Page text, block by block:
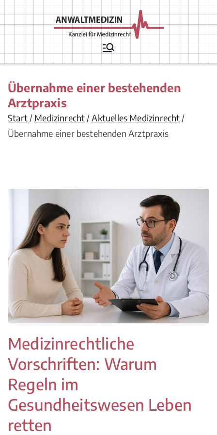
Zum
Inhalt
springen
Rechtsanwälte
für
Medizinrecht
Arztrecht, Arzthaftungsrecht,
Arztvertragsrecht,
Krankenhausrecht,
Medizinprodukterecht,
Gesellschaftsrecht/ Berufsrecht/
Vergütungsrecht für
Leistungserbringer
Übernahme einer bestehenden
Arztpraxis
Start Medizinrecht
Aktuelles Medizinrecht
Übernahme einer bestehenden Arztpraxis
Medizinrechtliche
Vorschriften: Warum
Regeln im
Gesundheitswesen Leben
retten